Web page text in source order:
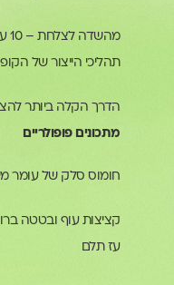
תהליכי הייצור של
הדרך הקלה ביותר
מתכונים פופולריים
חומוס סלק של עומר
קציצות עוף ובטטה
עז תלם